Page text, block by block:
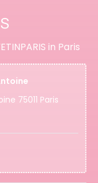
in Paris
75011 Paris